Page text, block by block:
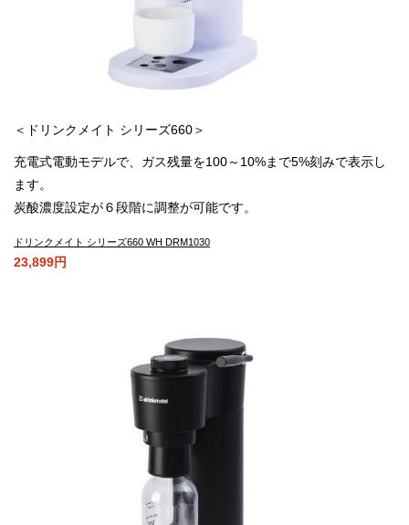
＜ドリンクメイト シリーズ660＞
充電式電動モデルで、ガス残量を100～10%まで5%刻みで表示し
ます。
炭酸濃度設定が６段階に調整が可能です。
ドリンクメイト シリーズ660 WH DRM1030
23,899円